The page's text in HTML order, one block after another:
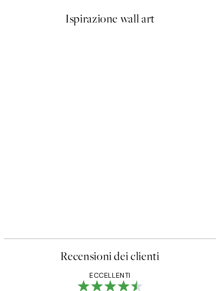
Ispirazione wall art
Recensioni dei clienti
ECCELLENTI